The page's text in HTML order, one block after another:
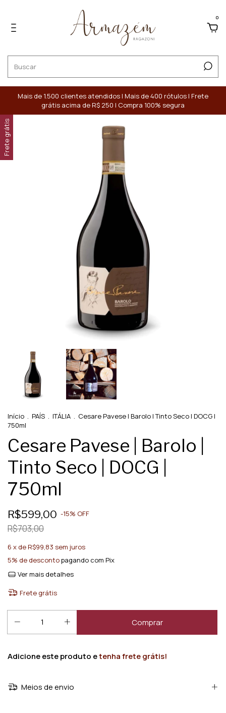
0
Mais de 1.500 clientes atendidos | Mais de 400 rótulos | Frete
grátis acima de R$ 250 | Compra 100% segura
Frete grátis
Início . PAÍS . ITÁLIA . Cesare Pavese | Barolo | Tinto Seco | DOCG |
750ml
Cesare Pavese | Barolo |
Tinto Seco | DOCG |
750ml
R$599,00 -15% OFF
R$703,00
6 x deR$99,83 sem juros
5% de descontopagando com Pix
Ver mais detalhes
Frete grátis
Adicione este produto etenha frete grátis!
Meios de envio